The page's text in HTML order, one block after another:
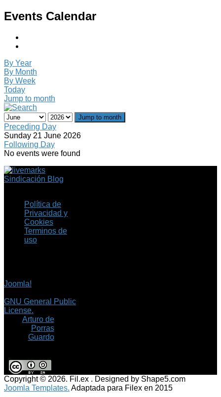
Events Calendar
By Year
By Month
By Week
Today
Jump to month
Jump to month
Preceding Day
Sunday 21 June 2026
Following Day
No events were found
Sindicación Blog
Política de
Privacidad y
Cookies
Terminos de
uso
Joomla!
GNU General Public
License.
Arturo de
Porras
Guardo
Copyright © 2026. Fil.ex . Designed by Shape5.com
Joomla Templates. Adaptada para Filex en 2015